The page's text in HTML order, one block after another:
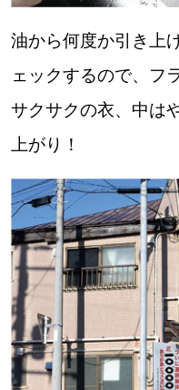
油から何度か引き上
ェックするので、フ
サクサクの衣、中は
上がり！